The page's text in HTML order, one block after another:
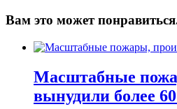
Вам это может
Масштабные
вынудили более